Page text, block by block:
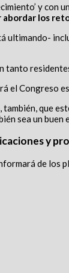
y
abordar los
ultimando-
tanto
el Congreso
que
sea un buen
y
de